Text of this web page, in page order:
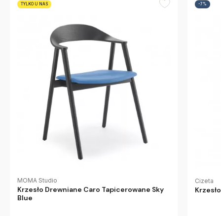
TYLKO U NAS
MOMA Studio
Krzesło Drewniane Caro Tapicerowane Sky
Blue
-7%
Cizeta